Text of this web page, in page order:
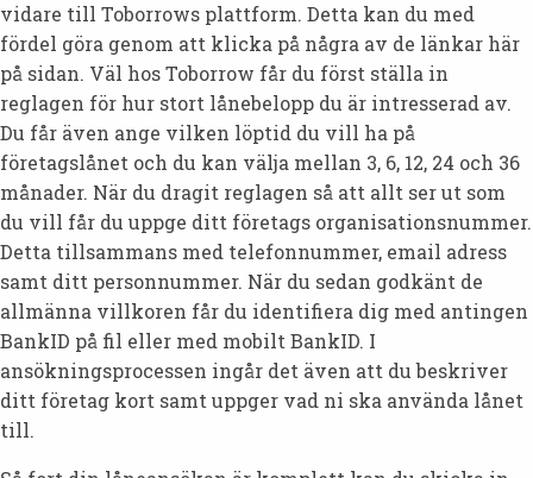
vidare till Toborrows plattform. Detta kan du med
fördel göra genom att klicka på några av de länkar här
på sidan. Väl hos Toborrow får du först ställa in
reglagen för hur stort lånebelopp du är intresserad av.
Du får även ange vilken löptid du vill ha på
företagslånet och du kan välja mellan 3, 6, 12, 24 och 36
månader. När du dragit reglagen så att allt ser ut som
du vill får du uppge ditt företags organisationsnummer.
Detta tillsammans med telefonnummer, email adress
samt ditt personnummer. När du sedan godkänt de
allmänna villkoren får du identifiera dig med antingen
BankID på fil eller med mobilt BankID. I
ansökningsprocessen ingår det även att du beskriver
ditt företag kort samt uppger vad ni ska använda lånet
till.